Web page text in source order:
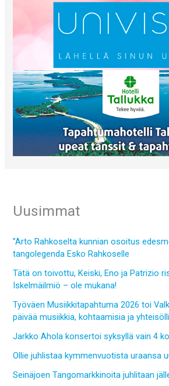
Uusimmat
”Arto Rahkoselta kunnian osoitus
tangolegenda Esko Rahkoselle
Tätä on toivottu, Keiski, Eno ja Patrizio
Iskelmäilmiö – ole mukana!
Työväen Musiikkitapahtuma 2026 toi
päivää musiikkia, kohtaamisia ja
Jarkko Ahola konsertoi syksyllä vain 4
Ollie juhlistaa kymmenvuotista uraansa
Seinäjoen Tangomarkkinoita juhlitaan